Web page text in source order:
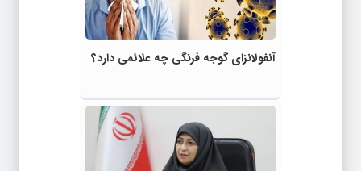
آنفولانزای گوجه فرنگی چه علائمی دارد؟